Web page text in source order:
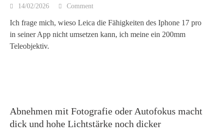
14/02/2026 Comment
Ich frage mich, wieso Leica die Fähigkeiten des Iphone 17 pro
in seiner App nicht umsetzen kann, ich meine ein 200mm
Teleobjektiv.
Abnehmen mit Fotografie oder Autofokus macht
dick und hohe Lichtstärke noch dicker